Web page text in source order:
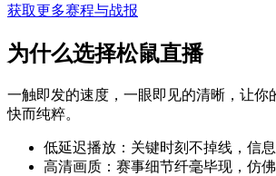
获取更多赛程与战报
为什么选择松鼠直播
一触即发的速度，一眼即见的清晰，让你
快而纯粹。
低延迟播放：关键时刻不掉线，信息
高清画质：赛事细节纤毫毕现，仿佛